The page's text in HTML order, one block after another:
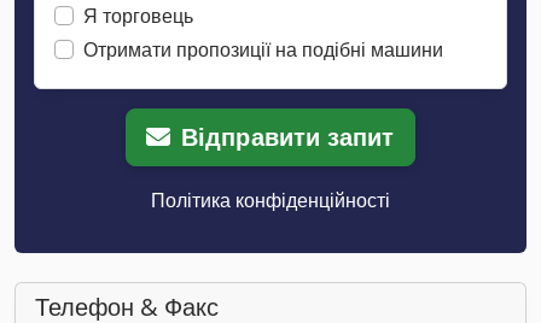
Я торговець
Отримати пропозиції на подібні машини
Відправити запит
Політика конфіденційності
Телефон & Факс